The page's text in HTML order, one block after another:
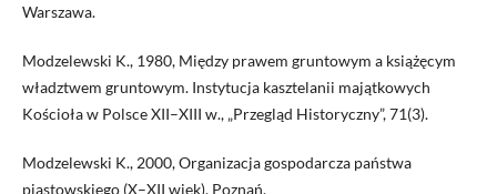
Warszawa.
Modzelewski K., 1980, Między prawem gruntowym a książęcym
władztwem gruntowym. Instytucja kasztelanii majątkowych
Kościoła w Polsce XII–XIII w., „Przegląd Historyczny”, 71(3).
Modzelewski K., 2000, Organizacja gospodarcza państwa
piastowskiego (X–XII wiek), Poznań.